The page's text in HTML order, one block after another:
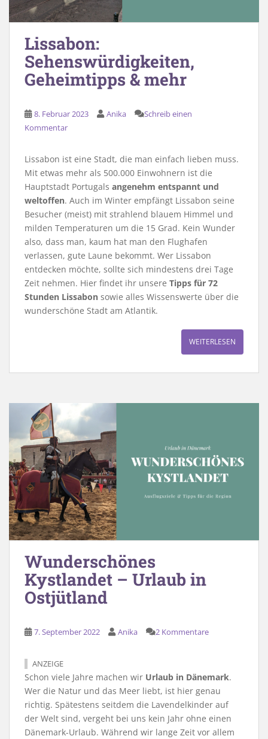
Lissabon:
Sehenswürdigkeiten,
Geheimtipps & mehr
8. Februar 2023 Anika
Schreib einen
Kommentar
Lissabon ist eine Stadt, die man einfach lieben muss.
Mit etwas mehr als 500.000 Einwohnern ist die
Hauptstadt Portugals angenehm entspannt und
weltoffen. Auch im Winter empfängt Lissabon seine
Besucher (meist) mit strahlend blauem Himmel und
milden Temperaturen um die 15 Grad. Kein Wunder
also, dass man, kaum hat man den Flughafen
verlassen, gute Laune bekommt. Wer Lissabon
entdecken möchte, sollte sich mindestens drei Tage
Zeit nehmen. Hier findet ihr unsere Tipps für 72
Stunden Lissabon sowie alles Wissenswerte über die
wunderschöne Stadt am Atlantik.
WEITERLESEN
Wunderschönes
Kystlandet – Urlaub in
Ostjütland
7. September 2022 Anika 2 Kommentare
ANZEIGE
Schon viele Jahre machen wir Urlaub in Dänemark.
Wer die Natur und das Meer liebt, ist hier genau
richtig. Spätestens seitdem die Lavendelkinder auf
der Welt sind, vergeht bei uns kein Jahr ohne einen
Dänemark-Urlaub. Während wir lange Zeit vor allem